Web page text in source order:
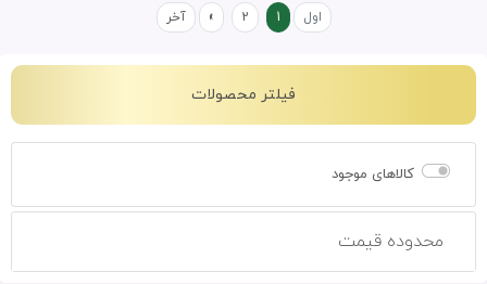
فیلتر محصولات
کالاهای موجود
محدوده قیمت
اول 1
2
» آخر